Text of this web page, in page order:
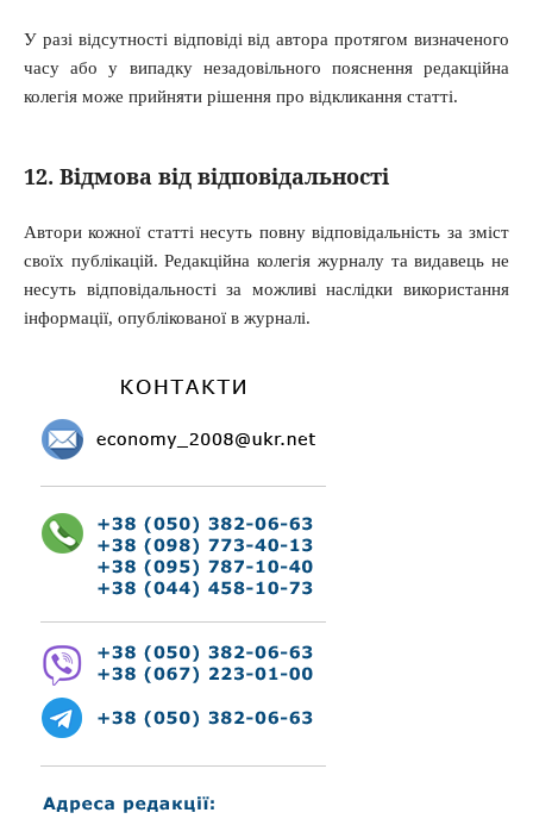
У разі відсутності відповіді від автора протягом визначеного
часу або у випадку незадовільного пояснення редакційна
колегія може прийняти рішення про відкликання статті.
12. Відмова від відповідальності
Автори кожної статті несуть повну відповідальність за зміст
своїх публікацій. Редакційна колегія журналу та видавець не
несуть відповідальності за можливі наслідки використання
інформації, опублікованої в журналі.